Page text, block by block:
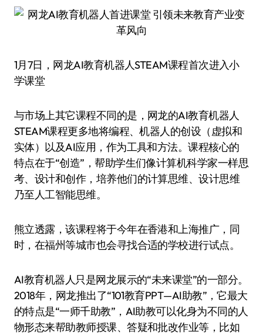
1月7日，网龙AI教育机器人STEAM课程首次进入小
学课堂
与市场上其它课程不同的是，网龙的AI教育机器人
STEAM课程更多地将编程、机器人的创设（虚拟和
实体）以及AI应用，作为工具和方法。课程核心的
特点在于“创造”，帮助学生们像计算机科学家一样思
考、设计和创作，培养他们的计算思维、设计思维
乃至人工智能思维。
熊立透露，该课程将于今年在香港和上海推广，同
时，在福州等城市也会寻找合适的学校进行试点。
AI教育机器人只是网龙展示的“未来课堂”的一部分。
2018年，网龙推出了“101教育PPT—AI助教”，它最大
的特点是“一师千助教”，AI助教可以化身为不同的人
物形态来帮助教师授课、答疑和批改作业等，比如